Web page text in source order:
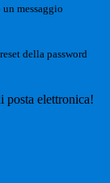
messaggio
della password
posta elettronica!